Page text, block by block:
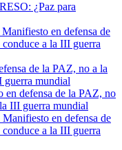
¿Paz para
en defensa de
a la III guerra
de la PAZ, no a la
guerra mundial
defensa de la PAZ, no
III guerra mundial
en defensa de
a la III guerra